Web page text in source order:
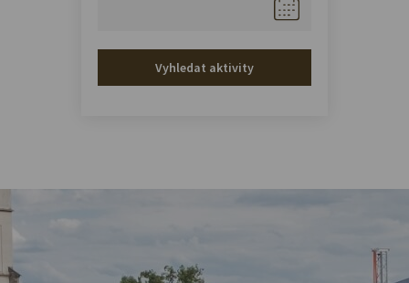
Vyhledat aktivity